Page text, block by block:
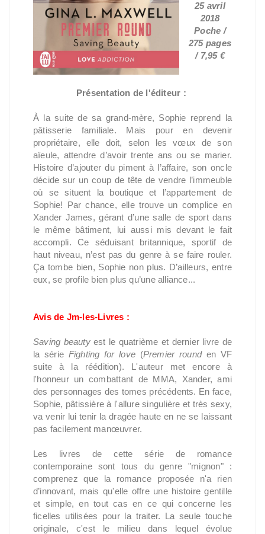
25 avril
2018
Poche /
275 pages
/ 7,95 €
Présentation de l'éditeur :
À la suite de sa grand-mère, Sophie reprend la
pâtisserie familiale. Mais pour en devenir
propriétaire, elle doit, selon les vœux de son
aïeule, attendre d’avoir trente ans ou se marier.
Histoire d’ajouter du piment à l’affaire, son oncle
décide sur un coup de tête de vendre l’immeuble
où se situent la boutique et l’appartement de
Sophie! Par chance, elle trouve un complice en
Xander James, gérant d’une salle de sport dans
le même bâtiment, lui aussi mis devant le fait
accompli. Ce séduisant britannique, sportif de
haut niveau, n’est pas du genre à se faire rouler.
Ça tombe bien, Sophie non plus. D’ailleurs, entre
eux, se profile bien plus qu’une alliance...
Avis de Jm-les-Livres :
Saving beautyest le quatrième et dernier livre de
la série Fighting for love (Premier rounden VF
suite à la réédition). L'auteur met encore à
l'honneur un combattant de MMA, Xander, ami
des personnages des tomes précédents. En face,
Sophie, pâtissière à l'allure singulière et très sexy,
va venir lui tenir la dragée haute en ne se laissant
pas facilement manœuvrer.
Les livres de cette série de romance
contemporaine sont tous du genre "mignon" :
comprenez que la romance proposée n'a rien
d’innovant, mais qu'elle offre une histoire gentille
et simple, en tout cas en ce qui concerne les
ficelles utilisées pour la traiter. La seule touche
originale, c'est le milieu dans lequel évolue